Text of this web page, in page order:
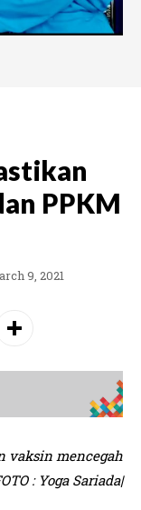
PPKM
9, 2021
vaksin mencegah
: Yoga Sariada|